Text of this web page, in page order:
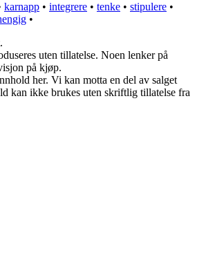
karnapp • integrere • tenke • stipulere •
•
uten tillatelse. Noen lenker på
på kjøp.
her. Vi kan motta en del av salget
kan ikke brukes uten skriftlig tillatelse fra